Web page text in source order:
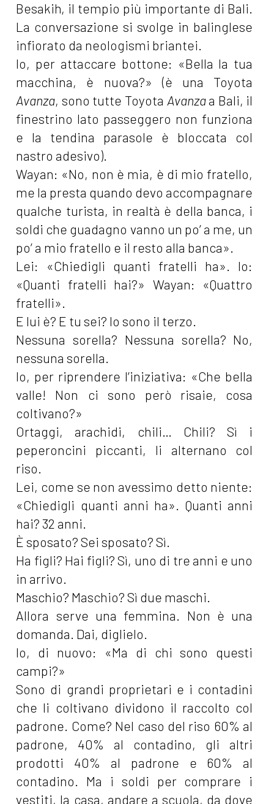
Besakih, il tempio più importante di Bali.
La conversazione si svolge in balinglese
infiorato da neologismi briantei.
Io, per attaccare bottone: «Bella la tua
macchina, è nuova?» (è una Toyota
Avanza, sono tutte Toyota Avanzaa Bali, il
finestrino lato passeggero non funziona
e la tendina parasole è bloccata col
nastro adesivo).
Wayan: «No, non è mia, è di mio fratello,
me la presta quando devo accompagnare
qualche turista, in realtà è della banca, i
soldi che guadagno vanno un po’ a me, un
po’ a mio fratello e il resto alla banca».
Lei: «Chiedigli quanti fratelli ha». Io:
«Quanti fratelli hai?» Wayan: «Quattro
fratelli».
E lui è? E tu sei? Io sono il terzo.
Nessuna sorella? Nessuna sorella? No,
nessuna sorella.
Io, per riprendere l’iniziativa: «Che bella
valle! Non ci sono però risaie, cosa
coltivano?»
Ortaggi, arachidi, chili… Chili? Sì i
peperoncini piccanti, li alternano col
riso.
Lei, come se non avessimo detto niente:
«Chiedigli quanti anni ha». Quanti anni
hai? 32 anni.
È sposato? Sei sposato? Sì.
Ha figli? Hai figli? Sì, uno di tre anni e uno
in arrivo.
Maschio? Maschio? Sì due maschi.
Allora serve una femmina. Non è una
domanda. Dai, diglielo.
Io, di nuovo: «Ma di chi sono questi
campi?»
Sono di grandi proprietari e i contadini
che li coltivano dividono il raccolto col
padrone. Come? Nel caso del riso 60% al
padrone, 40% al contadino, gli altri
prodotti 40% al padrone e 60% al
contadino. Ma i soldi per comprare i
vestiti, la casa, andare a scuola, da dove